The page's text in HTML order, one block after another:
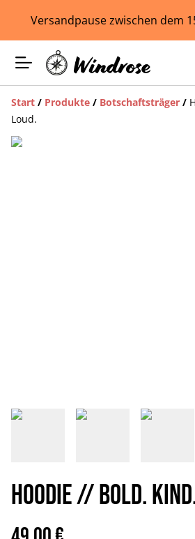
Versandpause zwischen dem
Start / Produkte / Botschaftsträger /
Loud.
HOODIE // Bold.